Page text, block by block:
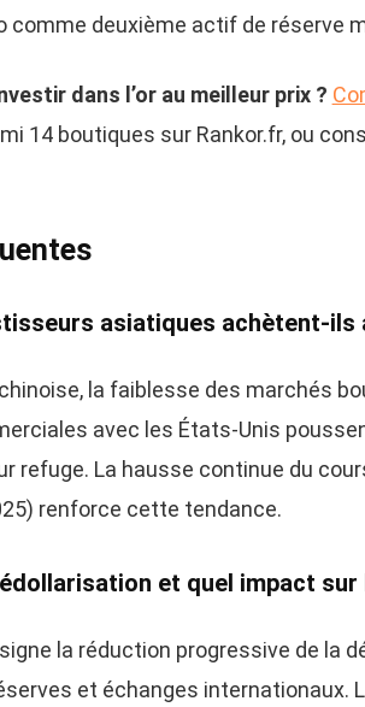
comme deuxième actif de réserve
dans l’or au meilleur prix ?
14 boutiques sur Rankor.fr, ou
asiatiques achètent-ils
la faiblesse des marchés
avec les États-Unis
refuge. La hausse continue du
renforce cette tendance.
et quel impact sur
la réduction progressive de la
et échanges internationaux.